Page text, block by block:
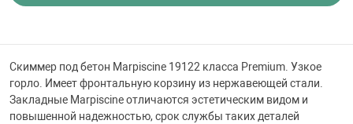
бассейна
материалы
Скиммер под бетон Marpiscine 19122 класса Premium. Узкое
горло. Имеет фронтальную корзину из нержавеющей стали.
Закладные Marpiscine отличаются эстетическим видом и
повышенной надежностью, срок службы таких деталей